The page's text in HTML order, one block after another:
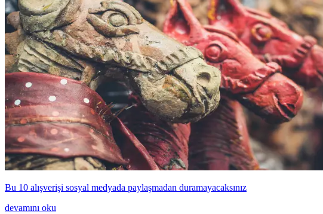
Bu 10 alışverişi sosyal medyada paylaşmadan duramayacaksınız
devamını oku